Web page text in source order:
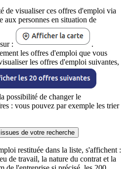
de visualiser ces offres d'emploi via
aux personnes en situation de
:
.
les offres d'emploi que vous
les offres d'emploi suivantes,
possibilité de changer le
: vous pouvez par exemple les trier
de votre recherche
restituée dans la liste, s'affichent :
de travail, la nature du contrat et la